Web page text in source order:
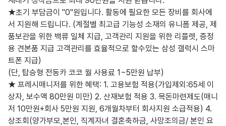
★초기 부담금이 "0"원입니다. 활동에 필요한 모든 장비를 회사에
서 지원해 드립니다. (계절별 최고급 기능성 소재의 유니폼 제공, 제
품보관을 위한 백류 일체 지급, 고객관리 지원을 위한 리플렛, 증정
용 견본품 지급 고객관리를 효율적으로 할수있는 삼성 갤럭시 스마
트폰 지급)
(단, 탑승형 전동카 코코 월 사용료 1~5만원 납부)
★ 프레시매니저를 위한 혜택: 1. 고용보험 적용(가입제외:65세 이
상자, 보수액 80만원 미만) 2. 산재보험 적용 3. 목돈마련제도(매니
저 10만원+회사 5만원 지원, 6개월차부터 회사지원 소급적용) 4.
상조회(양가부모,본인, 직계자녀 결혼축하금, 사망조의금/ 본인 요